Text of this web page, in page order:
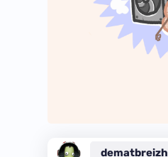
dematbreizh